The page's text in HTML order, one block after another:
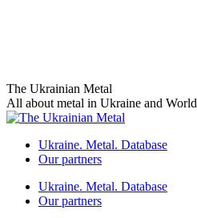
Skip
to
content
The Ukrainian Metal
All about metal in Ukraine and World
Ukraine. Metal. Database
Our partners
Ukraine. Metal. Database
Our partners